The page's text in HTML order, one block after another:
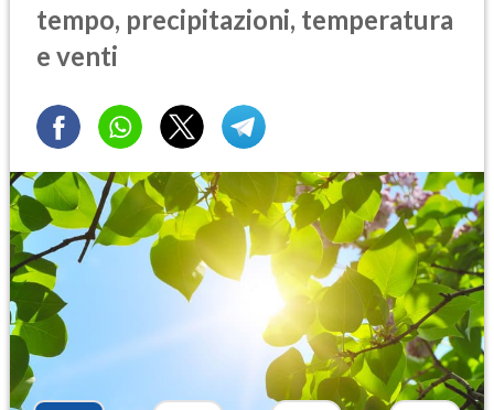
tempo, precipitazioni, temperatura
e venti